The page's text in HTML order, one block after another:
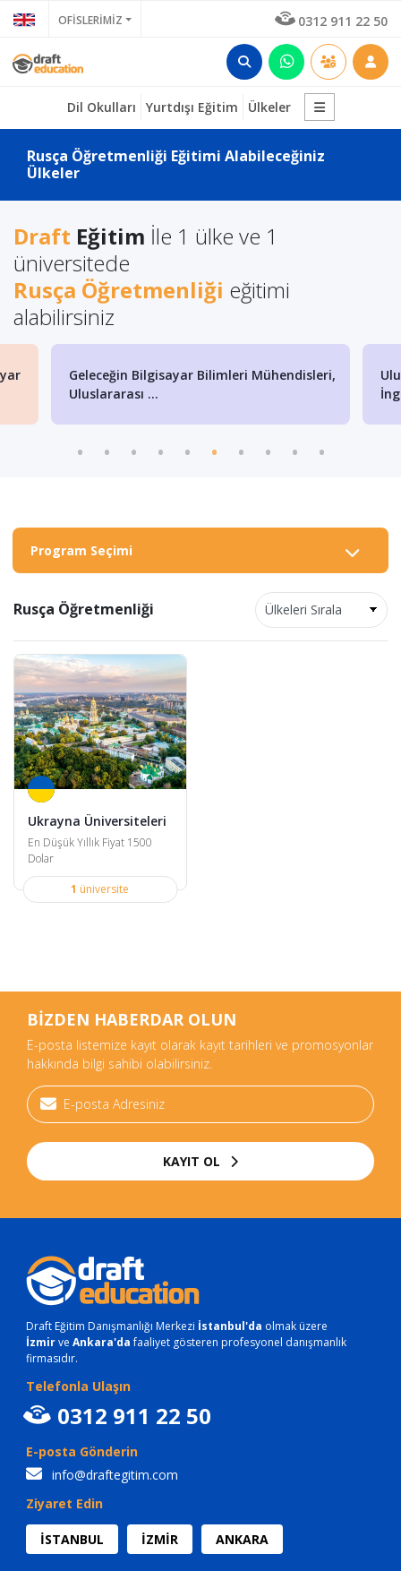
OFİSLERİMİZ 0312 911 22 50
Dil Okulları Yurtdışı Eğitim Ülkeler
Rusça Öğretmenliği Eğitimi Alabileceğiniz
Ülkeler
Draft Eğitim İle 1 ülke ve 1
üniversitede
Rusça Öğretmenliği eğitimi
alabilirsiniz
Geleceğin Bilgisayar Bilimleri Mühendisleri,
Uluslararası ...
Program Seçimi
Rusça Öğretmenliği
Ukrayna Üniversiteleri
En Düşük Yıllık Fiyat 1500
Dolar
1 üniversite
BİZDEN HABERDAR OLUN
E-posta listemize kayıt olarak kayıt tarihleri ve promosyonlar
hakkında bilgi sahibi olabilirsiniz.
KAYIT OL
Draft Eğitim Danışmanlığı Merkezi İstanbul'da olmak üzere
İzmirve Ankara'dafaaliyet gösteren profesyonel danışmanlık
firmasıdır.
Telefonla Ulaşın
0312 911 22 50
E-posta Gönderin
info@draftegitim.com
Ziyaret Edin
İSTANBUL İZMİR ANKARA